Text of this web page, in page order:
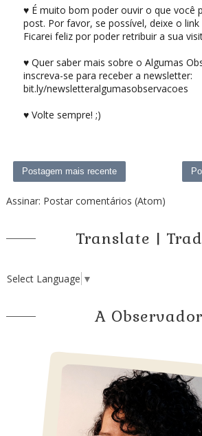
♥ É muito bom poder ouvir o que você
post. Por favor, se possível, deixe o
Ficarei feliz por poder retribuir a sua
♥ Quer saber mais sobre o Algumas
inscreva-se para receber a newsletter:
bit.ly/newsletteralgumasobservacoes
♥ Volte sempre! ;)
Postagem mais recente
Assinar: Postar comentários (Atom)
Translate |
Select Language ▼
A